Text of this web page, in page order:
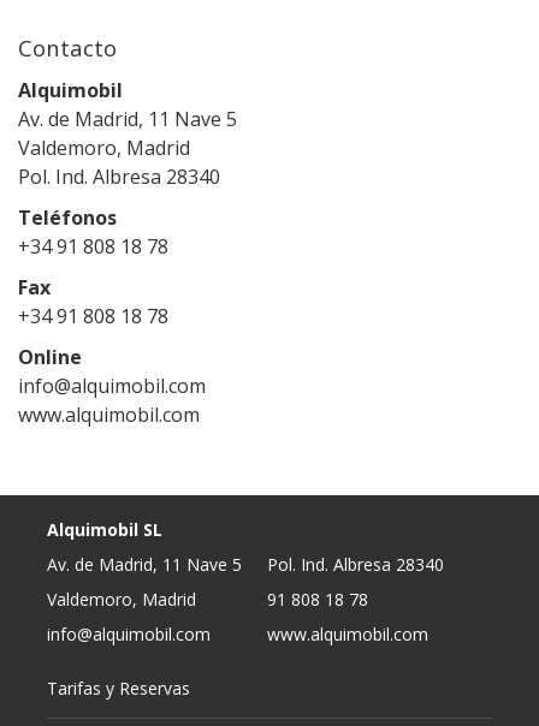
Contacto
Alquimobil
Av. de Madrid, 11 Nave 5
Valdemoro, Madrid
Pol. Ind. Albresa 28340
Teléfonos
+34 91 808 18 78
Fax
+34 91 808 18 78
Online
info@alquimobil.com
www.alquimobil.com
Alquimobil SL
Av. de Madrid, 11 Nave 5
Pol. Ind. Albresa 28340
Valdemoro, Madrid
91 808 18 78
info@alquimobil.com
www.alquimobil.com
Tarifas y Reservas